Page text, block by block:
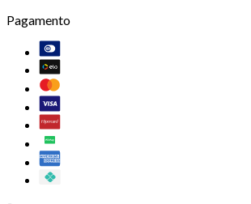
Pagamento